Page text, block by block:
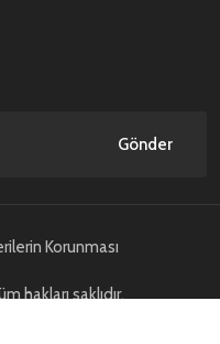
Gönder
Korunması
hakları saklıdır.